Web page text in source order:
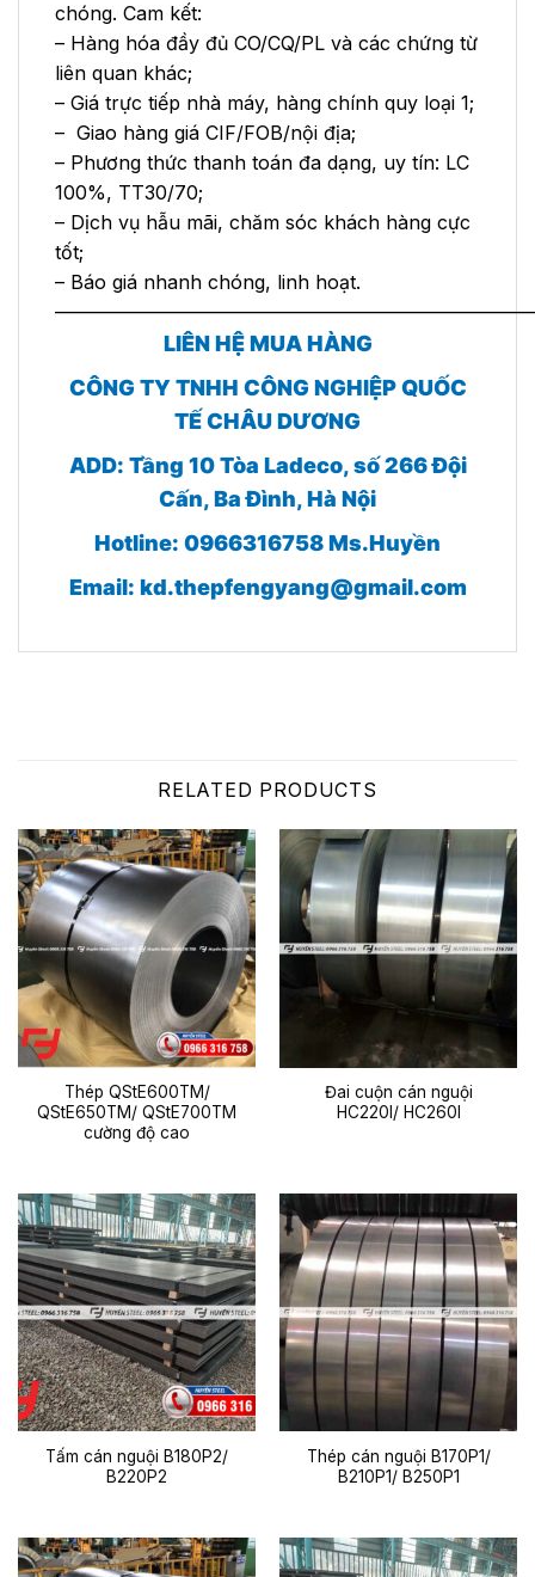
chóng. Cam kết:
– Hàng hóa đầy đủ CO/CQ/PL và các chứng từ
liên quan khác;
– Giá trực tiếp nhà máy, hàng chính quy loại 1;
– Giao hàng giá CIF/FOB/nội địa;
– Phương thức thanh toán đa dạng, uy tín: LC
100%, TT30/70;
– Dịch vụ hẫu mãi, chăm sóc khách hàng cực
tốt;
– Báo giá nhanh chóng, linh hoạt.
LIÊN HỆ MUA HÀNG
CÔNG TY TNHH CÔNG NGHIỆP QUỐC
TẾ CHÂU DƯƠNG
ADD: Tầng 10 Tòa Ladeco, số 266 Đội
Cấn, Ba Đình, Hà Nội
Hotline: 0966316758 Ms.Huyền
Email: kd.thepfengyang@gmail.com
RELATED PRODUCTS
Thép QStE600TM/
QStE650TM/ QStE700TM
cường độ cao
Đai cuộn cán nguội
HC220I/ HC260I
Tấm cán nguội B180P2/
B220P2
Thép cán nguội B170P1/
B210P1/ B250P1